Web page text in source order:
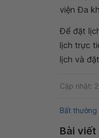
viện Đa
Để đặt
lịch trực
lịch và
Cập nhật:
Bất thường
Bài viết